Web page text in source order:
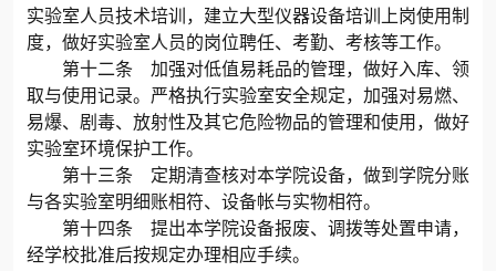
实验室人员技术培训，建立大型仪器设备培训上岗使用制
度，做好实验室人员的岗位聘任、考勤、考核等工作。
第十二条 加强对低值易耗品的管理，做好入库、领
取与使用记录。严格执行实验室安全规定，加强对易燃、
易爆、剧毒、放射性及其它危险物品的管理和使用，做好
实验室环境保护工作。
第十三条 定期清查核对本学院设备，做到学院分账
与各实验室明细账相符、设备帐与实物相符。
第十四条 提出本学院设备报废、调拨等处置申请，
经学校批准后按规定办理相应手续。